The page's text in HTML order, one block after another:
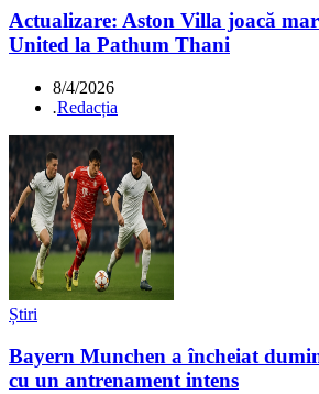
Actualizare: Aston Villa joacă
United la Pathum Thani
8/4/2026
.Redacția
Știri
Bayern Munchen a încheiat
cu un antrenament intens